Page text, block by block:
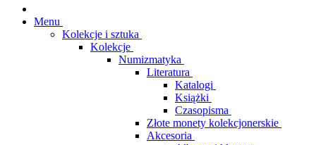
Menu
Kolekcje i sztuka
Kolekcje
Numizmatyka
Literatura
Katalogi
Książki
Czasopisma
Złote monety kolekcjonerskie
Akcesoria